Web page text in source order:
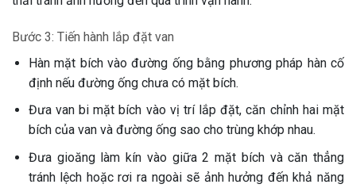
Bước 3: Tiến hành lắp đặt van
Hàn mặt bích vào đường ống bằng phương pháp hàn cố
định nếu đường ống chưa có mặt bích.
Đưa van bi mặt bích vào vị trí lắp đặt, căn chỉnh hai mặt
bích của van và đường ống sao cho trùng khớp nhau.
Đưa gioăng làm kín vào giữa 2 mặt bích và căn thẳng
tránh lệch hoặc rơi ra ngoài sẽ ảnh hưởng đến khả năng